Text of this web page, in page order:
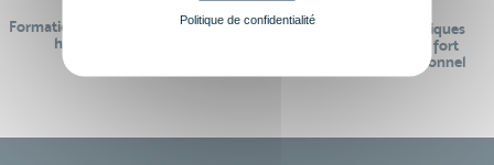
Formations réalisables pendant ou
hors temps de travail
Des contenus pédagogiques
« de pointe » et en lien fort
avec le monde professionnel
Politique de confidentialité